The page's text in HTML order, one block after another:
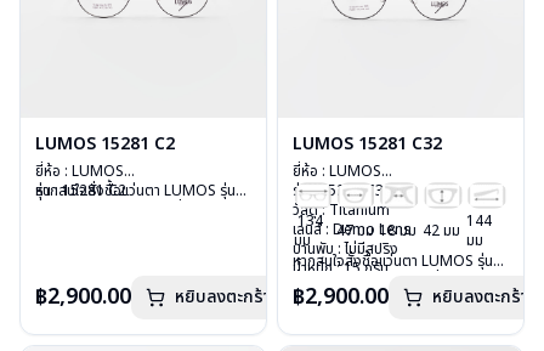
LUMOS 15281 C2
ยี่ห้อ : LUMOS
รุ่น : 15281 C2
อุปกรณ์ : กล่องแว่น , ผ้าเช็ดแว่น
การรับประกัน : 2 ปี
หากสนใจสั่งชื้อแว่นตา LUMOS รุ่น
฿2,900.00 หยิบลงตะกร้า
LUMOS 15281 C32
ยี่ห้อ : LUMOS
รุ่น : 15281 C32
วัสดุ : Titanium
เลนส์ : Demo Lens
บานพับ : ไม่มีสปริง
น้ำหนัก : 15 กรัม
อุปกรณ์ : กล่องแว่น , ผ้าเช็ดแว่น
การรับประกัน : 2 ปี
134
มม
47 มม 18 มม 42 มม 144
มม
หากสนใจสั่งชื้อแว่นตา LUMOS รุ่น
กรุณาติดต่อเราคลิก
฿2,900.00 หยิบลงตะกร้า